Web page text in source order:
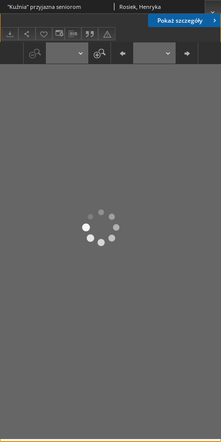
Pokaż szczegóły
"Kuźnia" przyjazna seniorom Rosiek, Henryka